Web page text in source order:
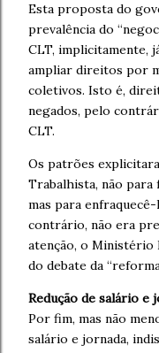
Esta proposta do
prevalência do
CLT, implicitamente,
ampliar direitos por
coletivos. Isto é,
negados, pelo
CLT.
Os patrões
Trabalhista, não
mas para
contrário, não era
atenção, o Ministério
do debate da
Redução de salário e
Por fim, mas não
salário e jornada,